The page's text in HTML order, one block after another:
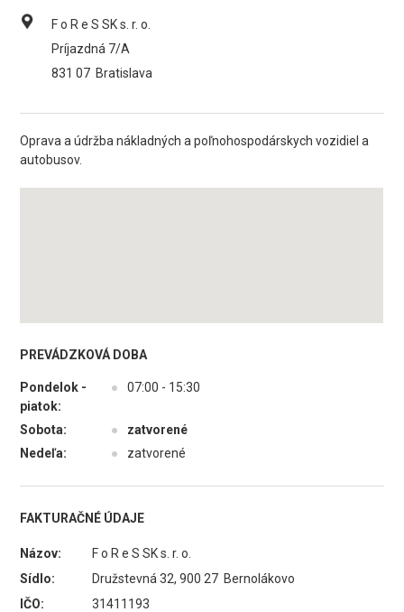
F o R e S SK s. r. o.
Príjazdná 7/A
831 07 Bratislava
Oprava a údržba nákladných a poľnohospodárskych vozidiel a
autobusov.
PREVÁDZKOVÁ DOBA
Pondelok -
piatok:
● 07:00 - 15:30
Sobota: ●
zatvorené
Nedeľa:
● zatvorené
FAKTURAČNÉ ÚDAJE
Názov:
F o R e S SK s. r. o.
Sídlo:
Družstevná 32, 900 27 Bernolákovo
IČO:
31411193